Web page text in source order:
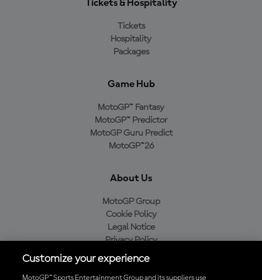
Tickets & Hospitality
Tickets
Hospitality
Packages
Game Hub
MotoGP™ Fantasy
MotoGP™ Predictor
MotoGP Guru Predict
MotoGP™26
About Us
MotoGP Group
Cookie Policy
Legal Notice
Privacy Policy
Purchase Policy
Customize your experience
MotoGP™ Sports Entertainment Group and its suppliers use